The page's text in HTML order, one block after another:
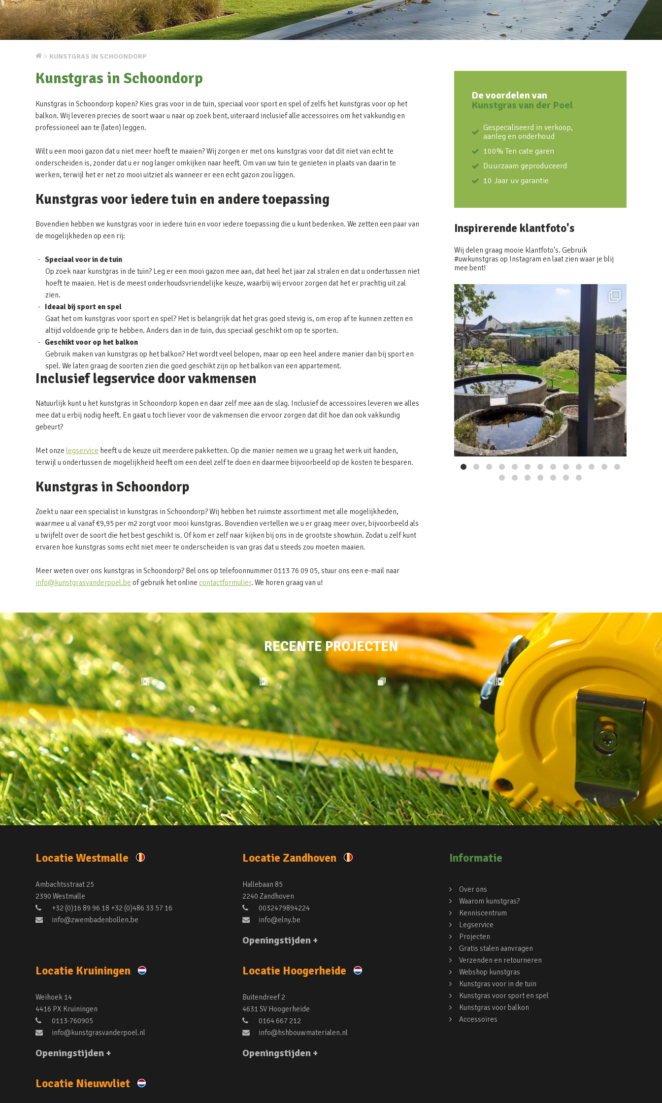
KUNSTGRAS IN SCHOONDORP
Kunstgras in Schoondorp
Kunstgras in Schoondorp kopen? Kies gras voor in de tuin, speciaal voor sport en spel of zelfs het kunstgras voor op het
balkon. Wij leveren precies de soort waar u naar op zoek bent, uiteraard inclusief alle accessoires om het vakkundig en
professioneel aan te (laten) leggen.
Wilt u een mooi gazon dat u niet meer hoeft te maaien? Wij zorgen er met ons kunstgras voor dat dit niet van echt te
onderscheiden is, zonder dat u er nog langer omkijken naar heeft. Om van uw tuin te genieten in plaats van daarin te
werken, terwijl het er net zo mooi uitziet als wanneer er een echt gazon zou liggen.
Kunstgras voor iedere tuin en andere toepassing
Bovendien hebben we kunstgras voor in iedere tuin en voor iedere toepassing die u kunt bedenken. We zetten een paar van
de mogelijkheden op een rij:
Speciaal voor in de tuin
Op zoek naar kunstgras in de tuin? Leg er een mooi gazon mee aan, dat heel het jaar zal stralen en dat u ondertussen niet
hoeft te maaien. Het is de meest onderhoudsvriendelijke keuze, waarbij wij ervoor zorgen dat het er prachtig uit zal
zien.
Ideaal bij sport en spel
Gaat het om kunstgras voor sport en spel? Het is belangrijk dat het gras goed stevig is, om erop af te kunnen zetten en
altijd voldoende grip te hebben. Anders dan in de tuin, dus speciaal geschikt om op te sporten.
Geschikt voor op het balkon
Gebruik maken van kunstgras op het balkon? Het wordt veel belopen, maar op een heel andere manier dan bij sport en
spel. We laten graag de soorten zien die goed geschikt zijn op het balkon van een appartement.
Inclusief legservice door vakmensen
Natuurlijk kunt u het kunstgras in Schoondorp kopen en daar zelf mee aan de slag. Inclusief de accessoires leveren we alles
mee dat u erbij nodig heeft. En gaat u toch liever voor de vakmensen die ervoor zorgen dat dit hoe dan ook vakkundig
gebeurt?
Met onze legservice heeft u de keuze uit meerdere pakketten. Op die manier nemen we u graag het werk uit handen,
terwijl u ondertussen de mogelijkheid heeft om een deel zelf te doen en daarmee bijvoorbeeld op de kosten te besparen.
Kunstgras in Schoondorp
Zoekt u naar een specialist in kunstgras in Schoondorp? Wij hebben het ruimste assortiment met alle mogelijkheden,
waarmee u al vanaf €9,95 per m2 zorgt voor mooi kunstgras. Bovendien vertellen we u er graag meer over, bijvoorbeeld als
u twijfelt over de soort die het best geschikt is. Of kom er zelf naar kijken bij ons in de grootste showtuin. Zodat u zelf kunt
ervaren hoe kunstgras soms echt niet meer te onderscheiden is van gras dat u steeds zou moeten maaien.
Meer weten over ons kunstgras in Schoondorp? Bel ons op telefoonnummer 0113 76 09 05, stuur ons een e-mail naar
info@kunstgrasvanderpoel.be of gebruik het online contactformulier. We horen graag van u!
De voordelen van
Kunstgras van der Poel
Gespecaliseerd in verkoop,
aanleg en onderhoud
100% Ten cate garen
Duurzaam geproduceerd
10 Jaar uv garantie
Inspirerende klantfoto's
Wij delen graag mooie klantfoto's. Gebruik
#uwkunstgras op Instagram en laat zien waar je blij
mee bent!
Mei 3
RECENTE PROJECTEN
Locatie Westmalle
Ambachtsstraat 25
2390 Westmalle
+32 (0)16 89 96 18 +32 (0)486 33 57 16
info@zwembadenbollen.be
Locatie Zandhoven
Hallebaan 85
2240 Zandhoven
0032479894224
info@elny.be
Openingstijden +
Locatie Kruiningen
Weihoek 14
4416 PX Kruiningen
0113-760905
info@kunstgrasvanderpoel.nl
Openingstijden +
Locatie Hoogerheide
Buitendreef 2
4631 SV Hoogerheide
0164 667 212
info@hshbouwmaterialen.nl
Openingstijden +
Locatie Nieuwvliet
Informatie
Over ons
Waarom kunstgras?
Kenniscentrum
Legservice
Projecten
Gratis stalen aanvragen
Verzenden en retourneren
Webshop kunstgras
Kunstgras voor in de tuin
Kunstgras voor sport en spel
Kunstgras voor balkon
Accessoires